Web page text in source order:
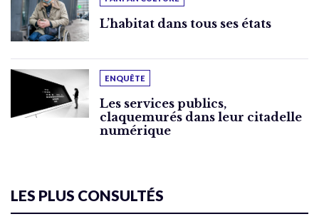
L’habitat dans tous ses états
ENQUÊTE
Les services publics,
claquemurés dans leur citadelle
numérique
LES PLUS CONSULTÉS